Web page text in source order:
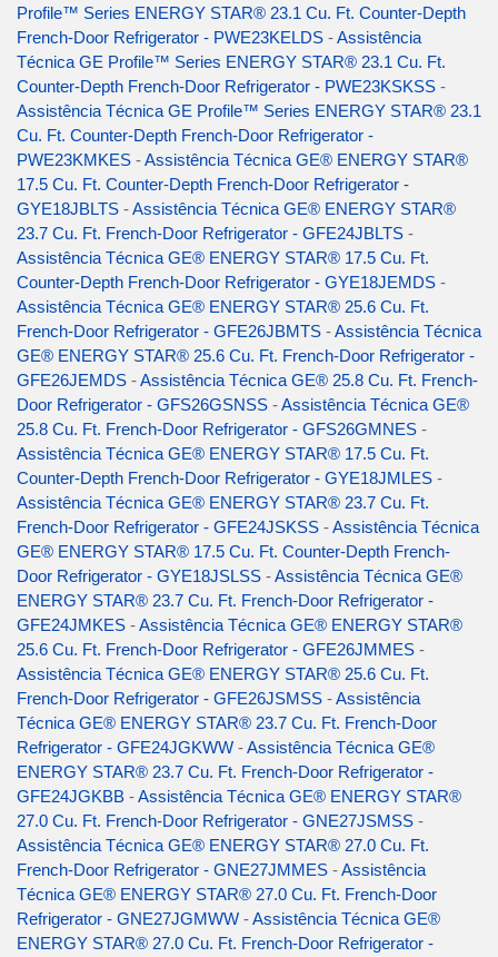
Profile™ Series ENERGY STAR® 23.1 Cu. Ft. Counter-Depth
French-Door Refrigerator - PWE23KELDS -Assistência
Técnica GE Profile™ Series ENERGY STAR® 23.1 Cu. Ft.
Counter-Depth French-Door Refrigerator - PWE23KSKSS -
Assistência Técnica GE Profile™ Series ENERGY STAR® 23.1
Cu. Ft. Counter-Depth French-Door Refrigerator -
PWE23KMKES -Assistência Técnica GE® ENERGY STAR®
17.5 Cu. Ft. Counter-Depth French-Door Refrigerator -
GYE18JBLTS -Assistência Técnica GE® ENERGY STAR®
23.7 Cu. Ft. French-Door Refrigerator - GFE24JBLTS -
Assistência Técnica GE® ENERGY STAR® 17.5 Cu. Ft.
Counter-Depth French-Door Refrigerator - GYE18JEMDS -
Assistência Técnica GE® ENERGY STAR® 25.6 Cu. Ft.
French-Door Refrigerator - GFE26JBMTS -Assistência Técnica
GE® ENERGY STAR® 25.6 Cu. Ft. French-Door Refrigerator -
GFE26JEMDS -Assistência Técnica GE® 25.8 Cu. Ft. French-
Door Refrigerator - GFS26GSNSS -Assistência Técnica GE®
25.8 Cu. Ft. French-Door Refrigerator - GFS26GMNES -
Assistência Técnica GE® ENERGY STAR® 17.5 Cu. Ft.
Counter-Depth French-Door Refrigerator - GYE18JMLES -
Assistência Técnica GE® ENERGY STAR® 23.7 Cu. Ft.
French-Door Refrigerator - GFE24JSKSS -Assistência Técnica
GE® ENERGY STAR® 17.5 Cu. Ft. Counter-Depth French-
Door Refrigerator - GYE18JSLSS -Assistência Técnica GE®
ENERGY STAR® 23.7 Cu. Ft. French-Door Refrigerator -
GFE24JMKES -Assistência Técnica GE® ENERGY STAR®
25.6 Cu. Ft. French-Door Refrigerator - GFE26JMMES -
Assistência Técnica GE® ENERGY STAR® 25.6 Cu. Ft.
French-Door Refrigerator - GFE26JSMSS -Assistência
Técnica GE® ENERGY STAR® 23.7 Cu. Ft. French-Door
Refrigerator - GFE24JGKWW -Assistência Técnica GE®
ENERGY STAR® 23.7 Cu. Ft. French-Door Refrigerator -
GFE24JGKBB -Assistência Técnica GE® ENERGY STAR®
27.0 Cu. Ft. French-Door Refrigerator - GNE27JSMSS -
Assistência Técnica GE® ENERGY STAR® 27.0 Cu. Ft.
French-Door Refrigerator - GNE27JMMES -Assistência
Técnica GE® ENERGY STAR® 27.0 Cu. Ft. French-Door
Refrigerator - GNE27JGMWW -Assistência Técnica GE®
ENERGY STAR® 27.0 Cu. Ft. French-Door Refrigerator -